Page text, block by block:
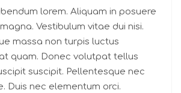
lorem. Aliquam in posuere
Vestibulum vitae dui nisi.
massa non turpis luctus
quam. Donec volutpat tellus
suscipit. Pellentesque nec
Duis nec elementum orci.